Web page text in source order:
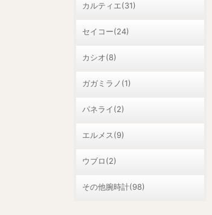
カルティエ(31)
セイコー(24)
カシオ(8)
ガガミラノ(1)
パネライ(2)
エルメス(9)
ウブロ(2)
その他腕時計(98)